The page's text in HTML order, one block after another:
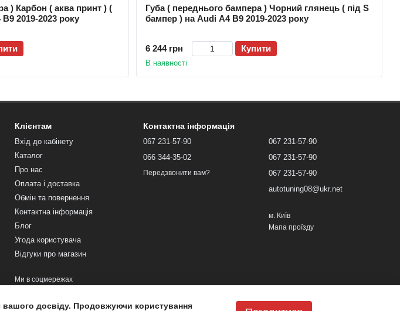
) Карбон ( аква принт ) (
2019-2023 року
Губа ( переднього бампера ) Чорний глянець ( під S
бампер ) на Audi A4 B9 2019-2023 року
6 244 грн Купити
В наявності
Клієнтам
Вхід до кабінету
Каталог
Про нас
Оплата і доставка
Обмін та повернення
Контактна інформація
Блог
Угода користувача
Відгуки про магазин
Ми в соцмережах
Контактна інформація
067 231-57-90
066 344-35-02
Передзвонити вам?
067 231-57-90
067 231-57-90
067 231-57-90
autotuning08@ukr.net
м. Київ
Мапа проїзду
досвіду. Продовжуючи користування